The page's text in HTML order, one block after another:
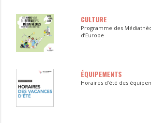
CULTURE
Programme des
d’Europe
ÉQUIPEMENTS
Horaires d’été des